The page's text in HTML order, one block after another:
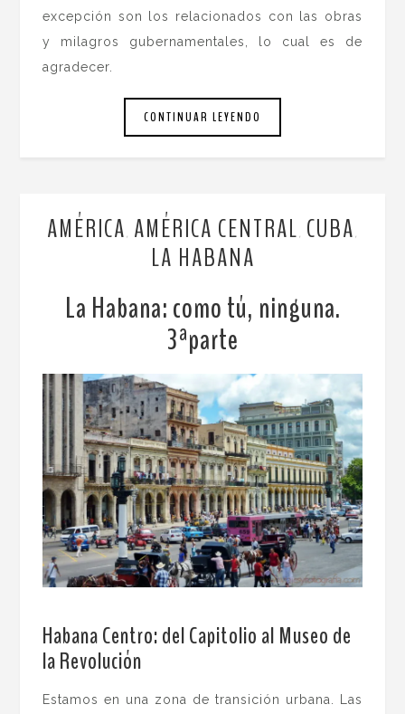
excepción son los relacionados con las obras
y milagros gubernamentales, lo cual es de
agradecer.
CONTINUAR LEYENDO
AMÉRICA AMÉRICA CENTRAL CUBA
LA HABANA
La Habana: como tú, ninguna.
3ªparte
Habana Centro: del Capitolio al Museo de
la Revolución
Estamos en una zona de transición urbana. Las